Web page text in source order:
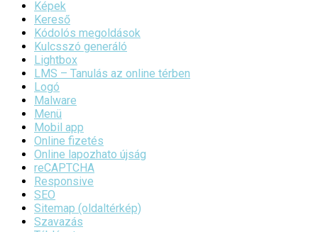
Képek
Kereső
Kódolós megoldások
Kulcsszó generáló
Lightbox
LMS – Tanulás az online térben
Logó
Malware
Menü
Mobil app
Online fizetés
Online lapozhato újság
reCAPTCHA
Responsive
SEO
Sitemap (oldaltérkép)
Szavazás